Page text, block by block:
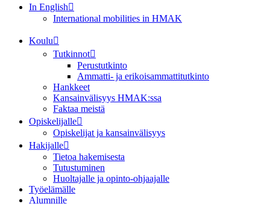
In English
International mobilities in HMAK
Koulu
Tutkinnot
Perustutkinto
Ammatti- ja erikoisammattitutkinto
Hankkeet
Kansainvälisyys HMAK:ssa
Faktaa meistä
Opiskelijalle
Opiskelijat ja kansainvälisyys
Hakijalle
Tietoa hakemisesta
Tutustuminen
Huoltajalle ja opinto-ohjaajalle
Työelämälle
Alumnille